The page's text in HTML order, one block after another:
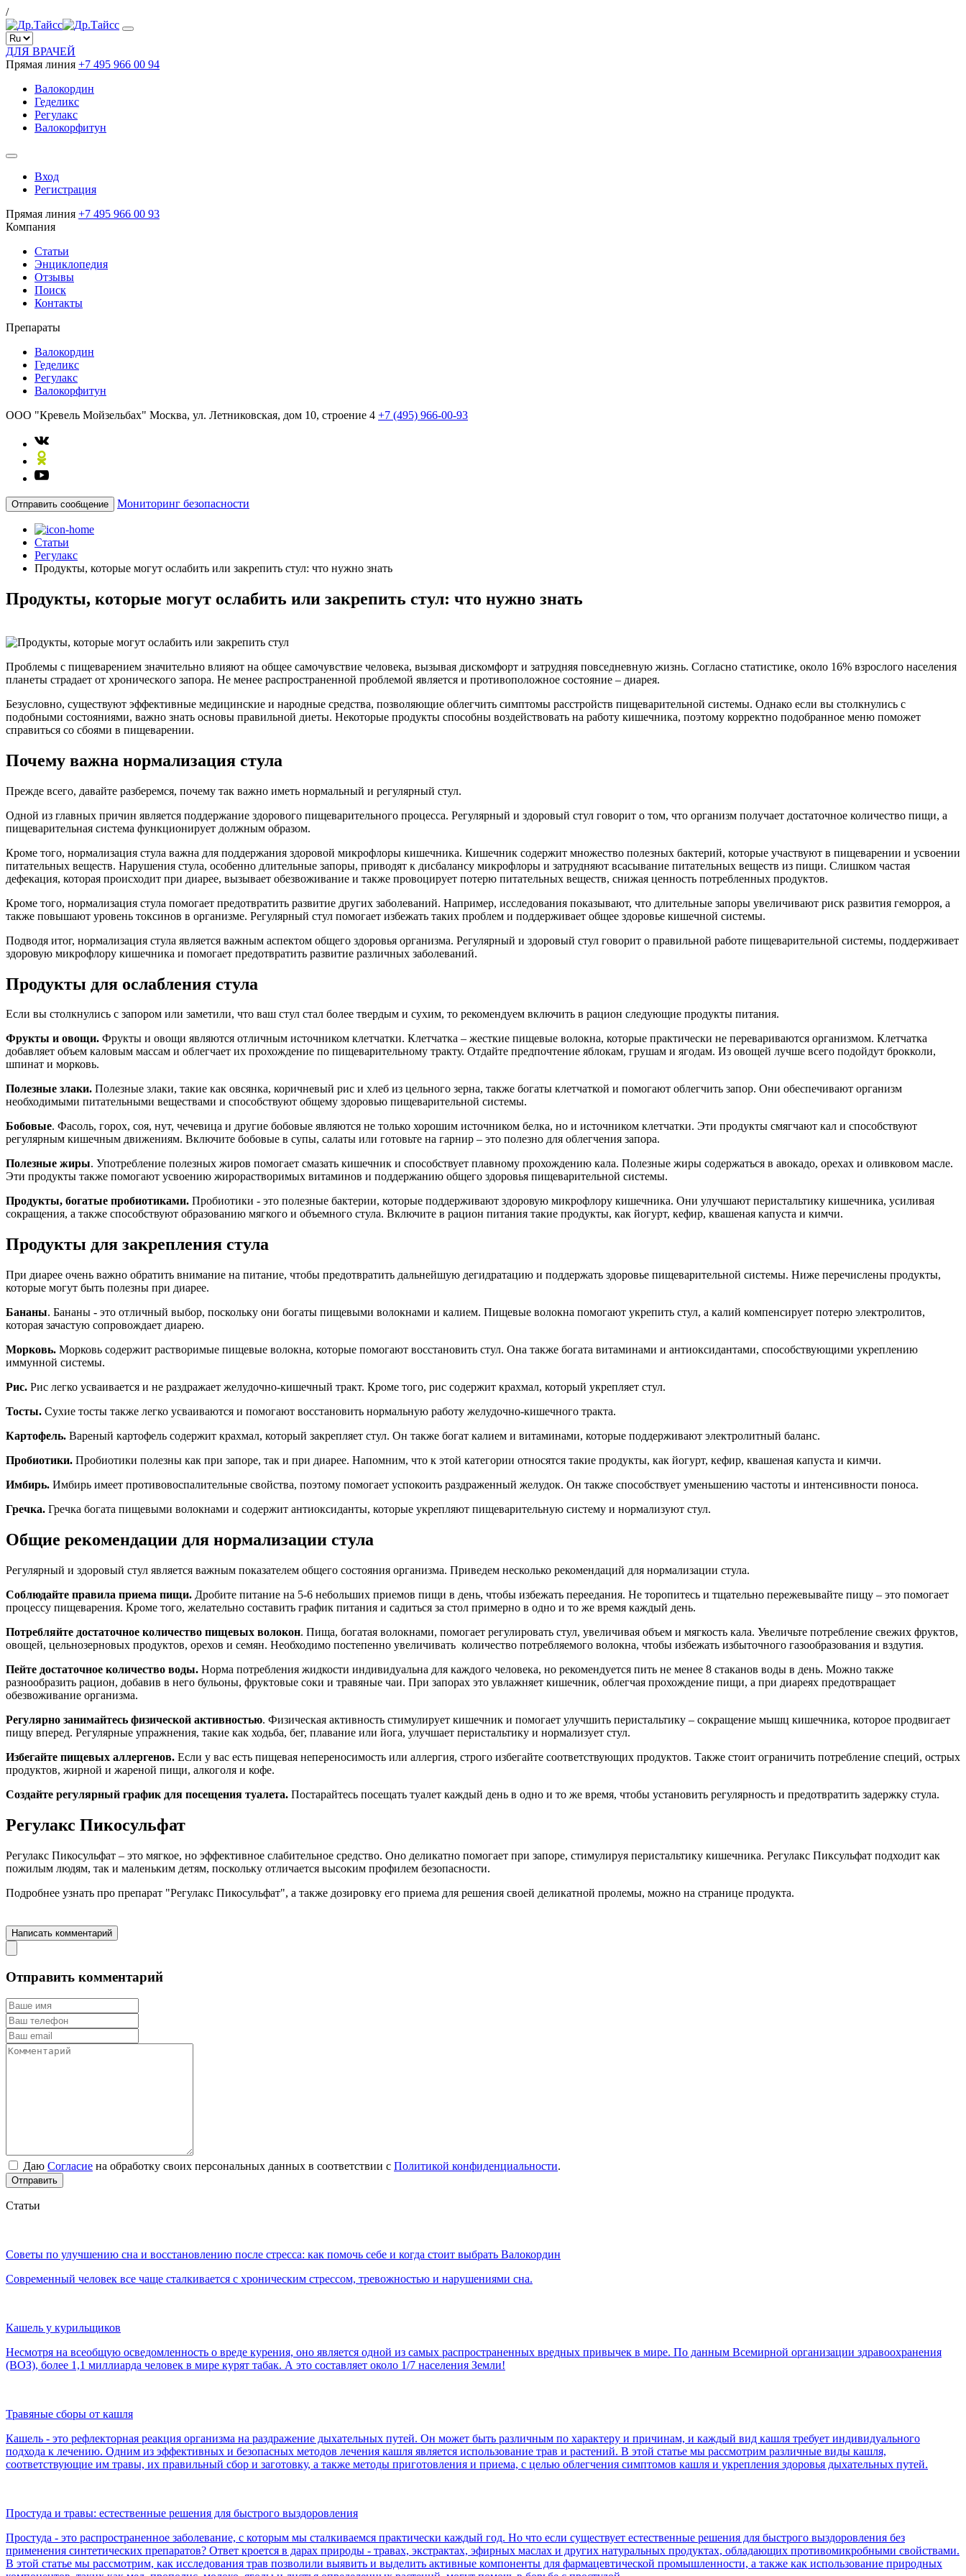
/
ДЛЯ ВРАЧЕЙ
Прямая линия +7 495 966 00 94
Валокордин
Геделикс
Регулакс
Валокорфитун
Вход
Регистрация
Прямая линия +7 495 966 00 93
Компания
Статьи
Энциклопедия
Отзывы
Поиск
Контакты
Препараты
Валокордин
Геделикс
Регулакс
Валокорфитун
ООО "Кревель Мойзельбах" Москва, ул. Летниковская, дом 10, строение 4 +7 (495) 966-00-93
Отправить сообщение Мониторинг безопасности
Статьи
Регулакс
Продукты, которые могут ослабить или закрепить стул: что нужно знать
Продукты, которые могут ослабить или закрепить стул: что нужно знать
Проблемы с пищеварением значительно влияют на общее самочувствие человека, вызывая дискомфорт и затрудняя повседневную жизнь. Согласно статистике, около 16% взрослого населения
планеты страдает от хронического запора. Не менее распространенной проблемой является и противоположное состояние – диарея.
Безусловно, существуют эффективные медицинские и народные средства, позволяющие облегчить симптомы расстройств пищеварительной системы. Однако если вы столкнулись с
подобными состояниями, важно знать основы правильной диеты. Некоторые продукты способны воздействовать на работу кишечника, поэтому корректно подобранное меню поможет
справиться со сбоями в пищеварении.
Почему важна нормализация стула
Прежде всего, давайте разберемся, почему так важно иметь нормальный и регулярный стул.
Одной из главных причин является поддержание здорового пищеварительного процесса. Регулярный и здоровый стул говорит о том, что организм получает достаточное количество пищи, а
пищеварительная система функционирует должным образом.
Кроме того, нормализация стула важна для поддержания здоровой микрофлоры кишечника. Кишечник содержит множество полезных бактерий, которые участвуют в пищеварении и усвоении
питательных веществ. Нарушения стула, особенно длительные запоры, приводят к дисбалансу микрофлоры и затрудняют всасывание питательных веществ из пищи. Слишком частая
дефекация, которая происходит при диарее, вызывает обезвоживание и также провоцирует потерю питательных веществ, снижая ценность потребленных продуктов.
Кроме того, нормализация стула помогает предотвратить развитие других заболеваний. Например, исследования показывают, что длительные запоры увеличивают риск развития геморроя, а
также повышают уровень токсинов в организме. Регулярный стул помогает избежать таких проблем и поддерживает общее здоровье кишечной системы.
Подводя итог, нормализация стула является важным аспектом общего здоровья организма. Регулярный и здоровый стул говорит о правильной работе пищеварительной системы, поддерживает
здоровую микрофлору кишечника и помогает предотвратить развитие различных заболеваний.
Продукты для ослабления стула
Если вы столкнулись с запором или заметили, что ваш стул стал более твердым и сухим, то рекомендуем включить в рацион следующие продукты питания.
Фрукты и овощи. Фрукты и овощи являются отличным источником клетчатки. Клетчатка – жесткие пищевые волокна, которые практически не перевариваются организмом. Клетчатка
добавляет объем каловым массам и облегчает их прохождение по пищеварительному тракту. Отдайте предпочтение яблокам, грушам и ягодам. Из овощей лучше всего подойдут брокколи,
шпинат и морковь.
Полезные злаки. Полезные злаки, такие как овсянка, коричневый рис и хлеб из цельного зерна, также богаты клетчаткой и помогают облегчить запор. Они обеспечивают организм
необходимыми питательными веществами и способствуют общему здоровью пищеварительной системы.
Бобовые. Фасоль, горох, соя, нут, чечевица и другие бобовые являются не только хорошим источником белка, но и источником клетчатки. Эти продукты смягчают кал и способствуют
регулярным кишечным движениям. Включите бобовые в супы, салаты или готовьте на гарнир – это полезно для облегчения запора.
Полезные жиры. Употребление полезных жиров помогает смазать кишечник и способствует плавному прохождению кала. Полезные жиры содержаться в авокадо, орехах и оливковом масле.
Эти продукты также помогают усвоению жирорастворимых витаминов и поддержанию общего здоровья пищеварительной системы.
Продукты, богатые пробиотиками. Пробиотики - это полезные бактерии, которые поддерживают здоровую микрофлору кишечника. Они улучшают перистальтику кишечника, усиливая
сокращения, а также способствуют образованию мягкого и объемного стула. Включите в рацион питания такие продукты, как йогурт, кефир, квашеная капуста и кимчи.
Продукты для закрепления стула
При диарее очень важно обратить внимание на питание, чтобы предотвратить дальнейшую дегидратацию и поддержать здоровье пищеварительной системы. Ниже перечислены продукты,
которые могут быть полезны при диарее.
Бананы. Бананы - это отличный выбор, поскольку они богаты пищевыми волокнами и калием. Пищевые волокна помогают укрепить стул, а калий компенсирует потерю электролитов,
которая зачастую сопровождает диарею.
Морковь. Морковь содержит растворимые пищевые волокна, которые помогают восстановить стул. Она также богата витаминами и антиоксидантами, способствующими укреплению
иммунной системы.
Рис. Рис легко усваивается и не раздражает желудочно-кишечный тракт. Кроме того, рис содержит крахмал, который укрепляет стул.
Тосты. Сухие тосты также легко усваиваются и помогают восстановить нормальную работу желудочно-кишечного тракта.
Картофель. Вареный картофель содержит крахмал, который закрепляет стул. Он также богат калием и витаминами, которые поддерживают электролитный баланс.
Пробиотики. Пробиотики полезны как при запоре, так и при диарее. Напомним, что к этой категории относятся такие продукты, как йогурт, кефир, квашеная капуста и кимчи.
Имбирь. Имбирь имеет противовоспалительные свойства, поэтому помогает успокоить раздраженный желудок. Он также способствует уменьшению частоты и интенсивности поноса.
Гречка. Гречка богата пищевыми волокнами и содержит антиоксиданты, которые укрепляют пищеварительную систему и нормализуют стул.
Общие рекомендации для нормализации стула
Регулярный и здоровый стул является важным показателем общего состояния организма. Приведем несколько рекомендаций для нормализации стула.
Соблюдайте правила приема пищи. Дробите питание на 5-6 небольших приемов пищи в день, чтобы избежать переедания. Не торопитесь и тщательно пережевывайте пищу – это помогает
процессу пищеварения. Кроме того, желательно составить график питания и садиться за стол примерно в одно и то же время каждый день.
Потребляйте достаточное количество пищевых волокон. Пища, богатая волокнами, помогает регулировать стул, увеличивая объем и мягкость кала. Увеличьте потребление свежих фруктов,
овощей, цельнозерновых продуктов, орехов и семян. Необходимо постепенно увеличивать количество потребляемого волокна, чтобы избежать избыточного газообразования и вздутия.
Пейте достаточное количество воды. Норма потребления жидкости индивидуальна для каждого человека, но рекомендуется пить не менее 8 стаканов воды в день. Можно также
разнообразить рацион, добавив в него бульоны, фруктовые соки и травяные чаи. При запорах это увлажняет кишечник, облегчая прохождение пищи, а при диареях предотвращает
обезвоживание организма.
Регулярно занимайтесь физической активностью. Физическая активность стимулирует кишечник и помогает улучшить перистальтику – сокращение мышц кишечника, которое продвигает
пищу вперед. Регулярные упражнения, такие как ходьба, бег, плавание или йога, улучшает перистальтику и нормализует стул.
Избегайте пищевых аллергенов. Если у вас есть пищевая непереносимость или аллергия, строго избегайте соответствующих продуктов. Также стоит ограничить потребление специй, острых
продуктов, жирной и жареной пищи, алкоголя и кофе.
Создайте регулярный график для посещения туалета. Постарайтесь посещать туалет каждый день в одно и то же время, чтобы установить регулярность и предотвратить задержку стула.
Регулакс Пикосульфат
Регулакс Пикосульфат – это мягкое, но эффективное слабительное средство. Оно деликатно помогает при запоре, стимулируя перистальтику кишечника. Регулакс Пиксульфат подходит как
пожилым людям, так и маленьким детям, поскольку отличается высоким профилем безопасности.
Подробнее узнать про препарат "Регулакс Пикосульфат", а также дозировку его приема для решения своей деликатной пролемы, можно на странице продукта.
Написать комментарий
Отправить комментарий
Даю Согласие на обработку своих персональных данных в соответствии с Политикой конфиденциальности.
Отправить
Статьи
Советы по улучшению сна и восстановлению после стресса: как помочь себе и когда стоит выбрать Валокордин
Современный человек все чаще сталкивается с хроническим стрессом, тревожностью и нарушениями сна.
Кашель у курильщиков
Несмотря на всеобщую осведомленность о вреде курения, оно является одной из самых распространенных вредных привычек в мире. По данным Всемирной организации здравоохранения
(ВОЗ), более 1,1 миллиарда человек в мире курят табак. А это составляет около 1/7 населения Земли!
Травяные сборы от кашля
Кашель - это рефлекторная реакция организма на раздражение дыхательных путей. Он может быть различным по характеру и причинам, и каждый вид кашля требует индивидуального
подхода к лечению. Одним из эффективных и безопасных методов лечения кашля является использование трав и растений. В этой статье мы рассмотрим различные виды кашля,
соответствующие им травы, их правильный сбор и заготовку, а также методы приготовления и приема, с целью облегчения симптомов кашля и укрепления здоровья дыхательных путей.
Простуда и травы: естественные решения для быстрого выздоровления
Простуда - это распространенное заболевание, с которым мы сталкиваемся практически каждый год. Но что если существует естественные решения для быстрого выздоровления без
применения синтетических препаратов? Ответ кроется в дарах природы - травах, экстрактах, эфирных маслах и других натуральных продуктах, обладающих противомикробными свойствами.
В этой статье мы рассмотрим, как исследования трав позволили выявить и выделить активные компоненты для фармацевтической промышленности, а также как использование природных